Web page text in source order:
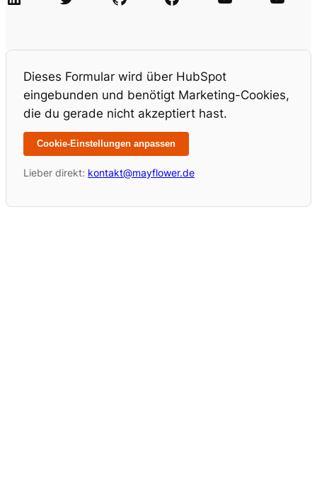
Dieses Formular wird über HubSpot
eingebunden und benötigt Marketing-Cookies,
die du gerade nicht akzeptiert hast.
Cookie-Einstellungen anpassen
Lieber direkt: kontakt@mayflower.de